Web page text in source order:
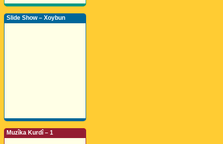
Slide Show – Xoybun
Muzîka Kurdî – 1